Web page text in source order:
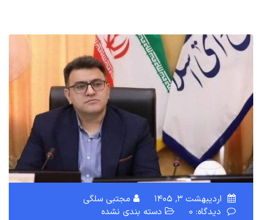
اردیبهشت ۳, ۱۴۰۵
مجتبی سلگی
دیدگاه: 0
دسته بندی نشده